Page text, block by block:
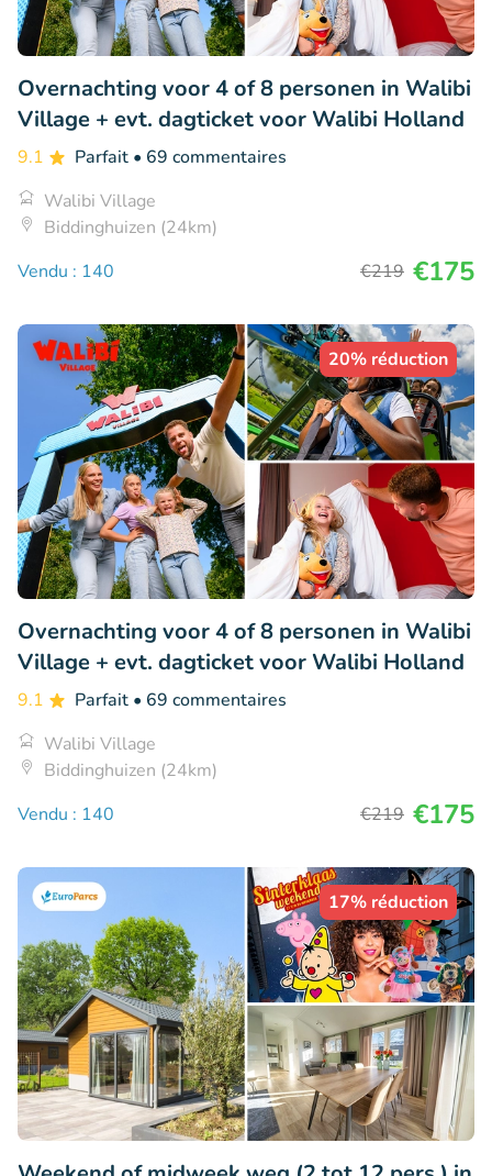
Overnachting voor 4 of 8 personen in Walibi
Village + evt. dagticket voor Walibi Holland
9.1 Parfait • 69 commentaires
Walibi Village
Biddinghuizen (24km)
Vendu : 140
€219 €175
20% réduction
Overnachting voor 4 of 8 personen in Walibi
Village + evt. dagticket voor Walibi Holland
9.1 Parfait • 69 commentaires
Walibi Village
Biddinghuizen (24km)
Vendu : 140
€219 €175
17% réduction